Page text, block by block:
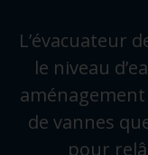
L’évacuateur
le niveau
de vannes
pour